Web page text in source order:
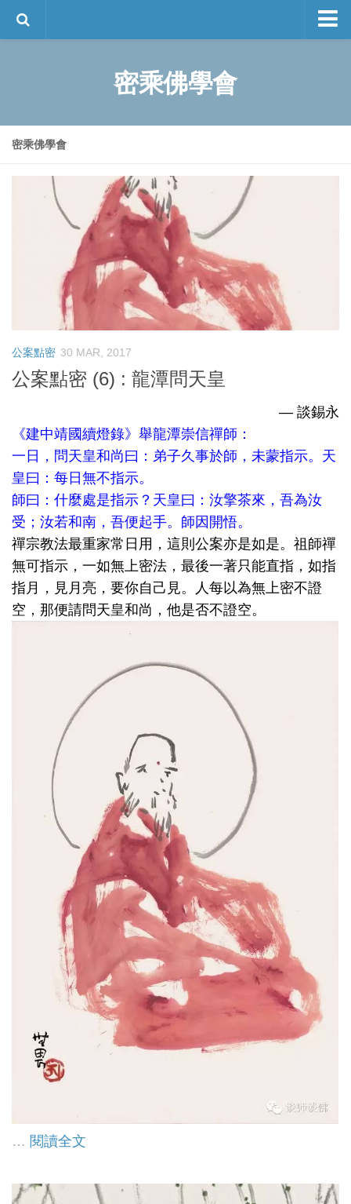
佛學叢書
大中觀系列
甯瑪派叢書
佛家經論導讀叢書
談錫永作品集 活動資訊
聯絡我們
English
密乘佛學會
密乘佛學會
公案點密 30 MAR, 2017
公案點密 (6) : 龍潭問天皇
— 談錫永
《建中靖國續燈錄》舉龍潭崇信禪師：
一日，問天皇和尚曰：弟子久事於師，未蒙指示。天
皇曰：每日無不指示。
師曰：什麼處是指示？天皇曰：汝擎茶來，吾為汝
受；汝若和南，吾便起手。師因開悟。
禪宗教法最重家常日用，這則公案亦是如是。祖師禪
無可指示，一如無上密法，最後一著只能直指，如指
指月，見月亮，要你自己見。人每以為無上密不證
空，那便請問天皇和尚，他是否不證空。
… 閱讀全文